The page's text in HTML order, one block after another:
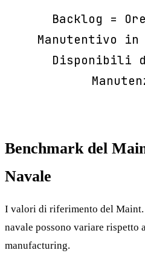
Backlog =
Manutentivo
Disponibili
Benchmark del
Navale
I valori di riferimento del
navale possono variare rispetto
manufacturing.